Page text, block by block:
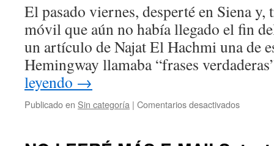
El pasado viernes, desperté en Siena
móvil que aún no había llegado el fin
un artículo de Najat El Hachmi una de
Hemingway llamaba “frases
leyendo →
Publicado en Sin categoría | Comentarios desactivados